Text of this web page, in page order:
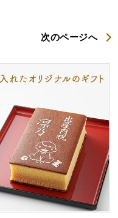
次のページへ